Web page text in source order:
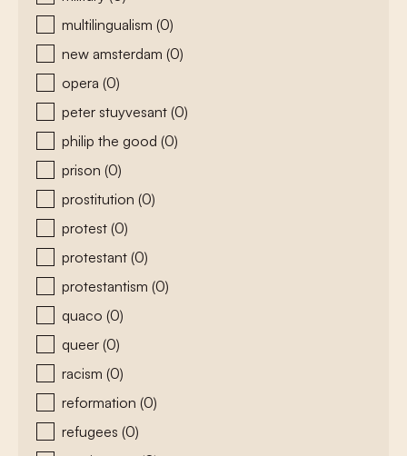
multilingualism (0)
new amsterdam (0)
opera (0)
peter stuyvesant (0)
philip the good (0)
prison (0)
prostitution (0)
protest (0)
protestant (0)
protestantism (0)
quaco (0)
queer (0)
racism (0)
reformation (0)
refugees (0)